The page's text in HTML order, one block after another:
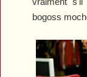
bogoss